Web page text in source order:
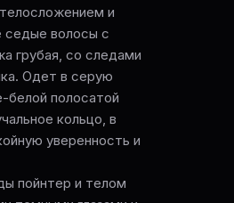
и
седые волосы с
грубая, со следами
Одет в серую
полосатой
кольцо, в
уверенность и
пойнтер и телом